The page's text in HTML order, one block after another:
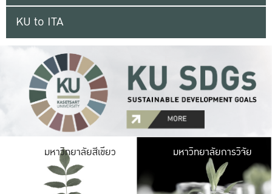
KU to ITA
มหาวิทยาลัยสีเขียว มหาวิ
มีพื้นที่เขียวสดใส
เป็นป่าในเมือง เกษต
มหาวิทยาลัยการวิจัย